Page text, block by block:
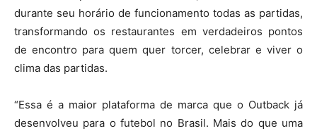
durante seu horário de funcionamento todas as partidas,
transformando os restaurantes em verdadeiros pontos
de encontro para quem quer torcer, celebrar e viver o
clima das partidas.
“Essa é a maior plataforma de marca que o Outback já
desenvolveu para o futebol no Brasil. Mais do que uma